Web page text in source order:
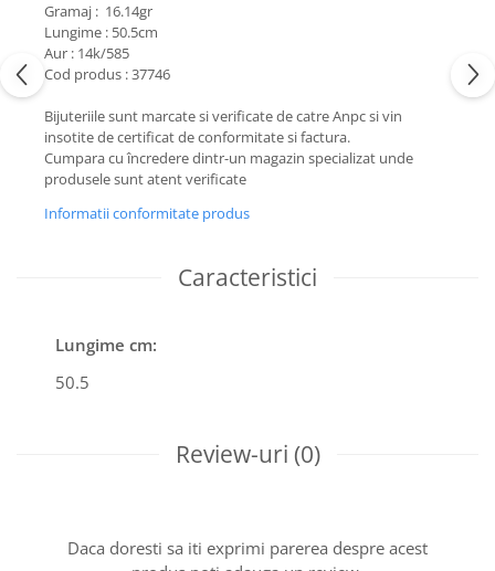
Gramaj : 16.14gr
Lungime : 50.5cm
Aur : 14k/585
Cod produs : 37746
Bijuteriile sunt marcate si verificate de catre Anpc si vin
insotite de certificat de conformitate si factura.
Cumpara cu încredere dintr-un magazin specializat unde
produsele sunt atent verificate
Informatii conformitate produs
Caracteristici
Lungime cm:
50.5
Review-uri (0)
Daca doresti sa iti exprimi parerea despre acest